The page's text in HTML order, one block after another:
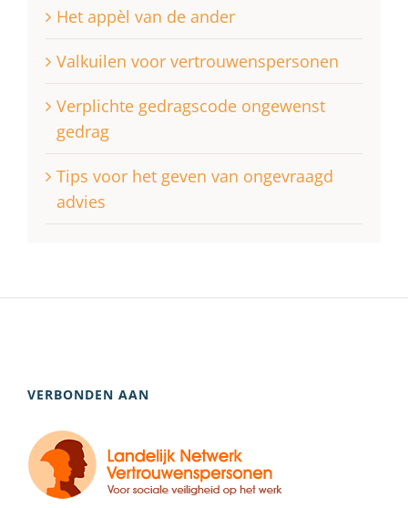
Het appèl van de ander
Valkuilen voor vertrouwenspersonen
Verplichte gedragscode ongewenst
gedrag
Tips voor het geven van ongevraagd
advies
VERBONDEN AAN